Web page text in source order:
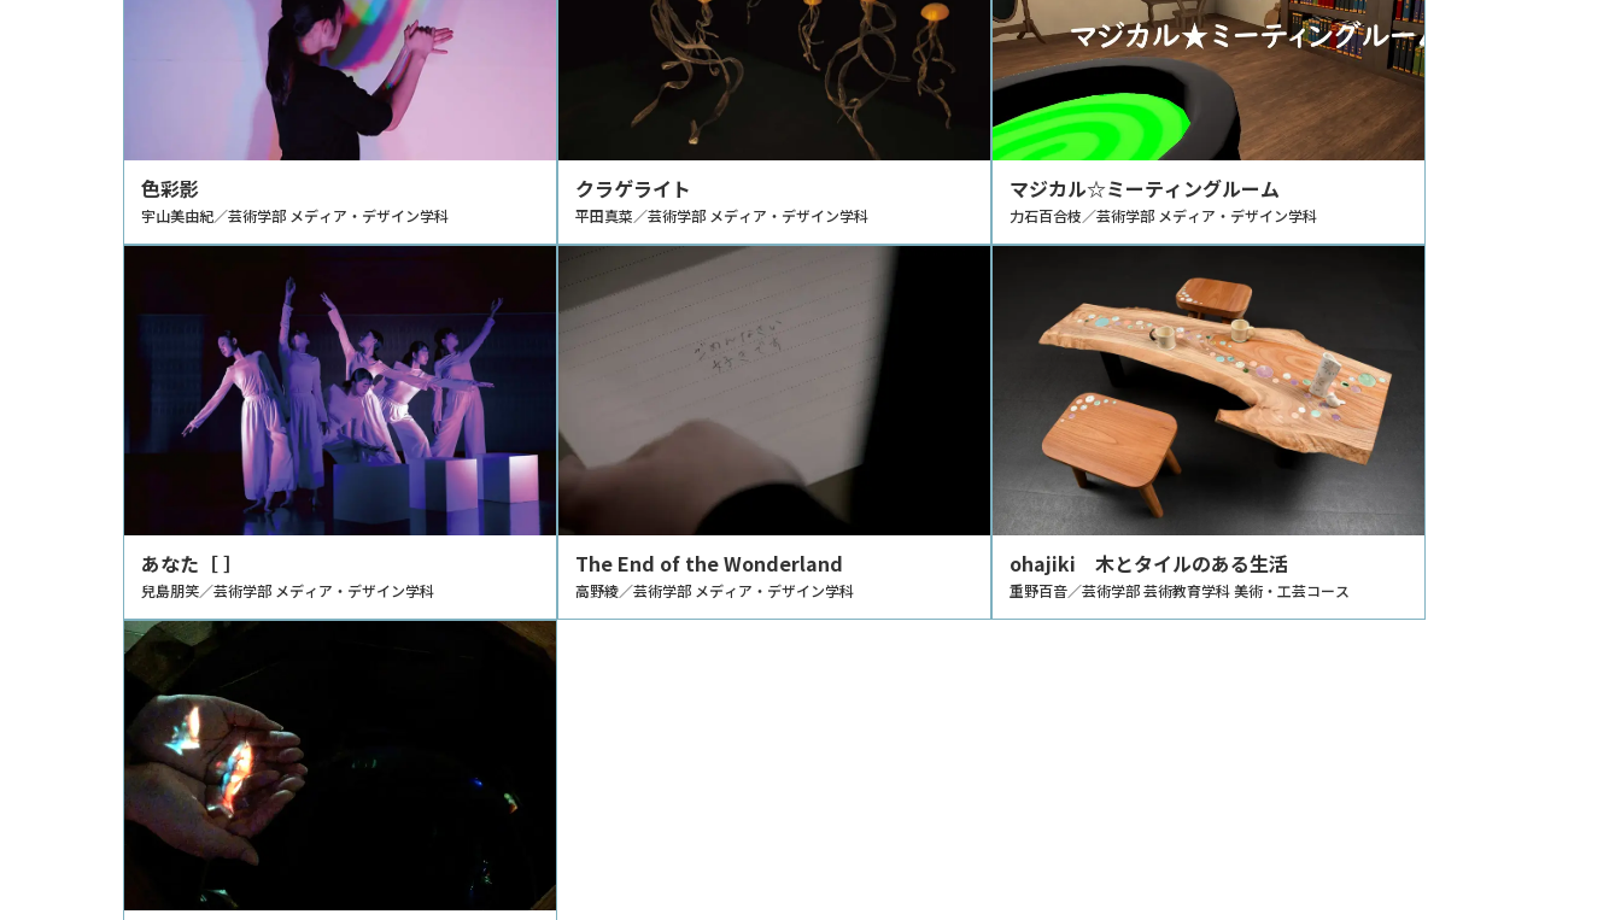
色彩影
宇山美由紀／芸術学部 メディア・デザイン学科
クラゲライト
平田真菜／芸術学部 メディア・デザイン学科
マジカル☆ミーティングルーム
力石百合枝／芸術学部 メディア・デザイン学科
あなた［ ］
兒島朋笑／芸術学部 メディア・デザイン学科
The End of the Wonderland
高野綾／芸術学部 メディア・デザイン学科
ohajiki 木とタイルのある生活
重野百音／芸術学部 芸術教育学科 美術・工芸コース